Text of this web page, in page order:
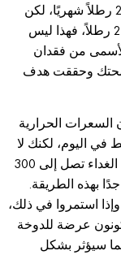
20 رطلاً شهريًا، لكن
من الصعب تشغيلها عمليًا، وحتى لو خسرت 20 رطلاً، فهذا ليس
من فقدان
صحتك وحققت هدف
فإن السعرات الحرارية
حرارية فقط في اليوم، لكنك لا
تعلم أن السعرات الحرارية الموجودة في علبة الغداء تصل إلى 300
بهذه الطريقة.
استمروا في ذلك،
عرضة للدوخة
سيؤثر بشكل